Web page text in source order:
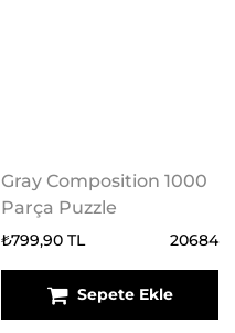
Gray Composition 1000
Parça Puzzle
₺799,90 TL 20684
Sepete Ekle